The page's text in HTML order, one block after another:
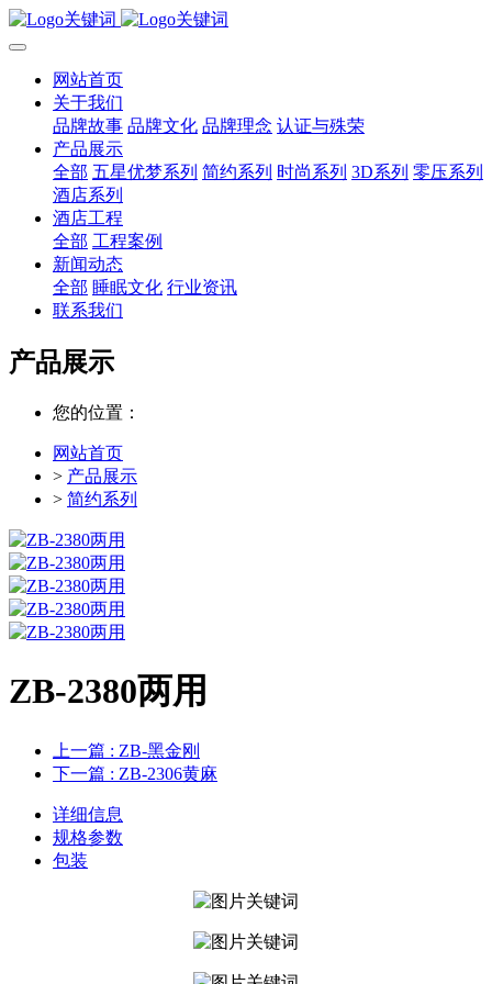
网站首页
关于我们
品牌故事 品牌文化 品牌理念 认证与殊荣
产品展示
全部 五星优梦系列 简约系列 时尚系列 3D系列 零压系列
酒店系列
酒店工程
全部 工程案例
新闻动态
全部 睡眠文化 行业资讯
联系我们
产品展示
您的位置：
网站首页
> 产品展示
> 简约系列
ZB-2380两用
上一篇 : ZB-黑金刚
下一篇 : ZB-2306黄麻
详细信息
规格参数
包装